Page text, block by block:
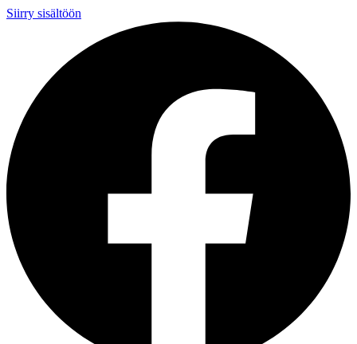
Siirry sisältöön